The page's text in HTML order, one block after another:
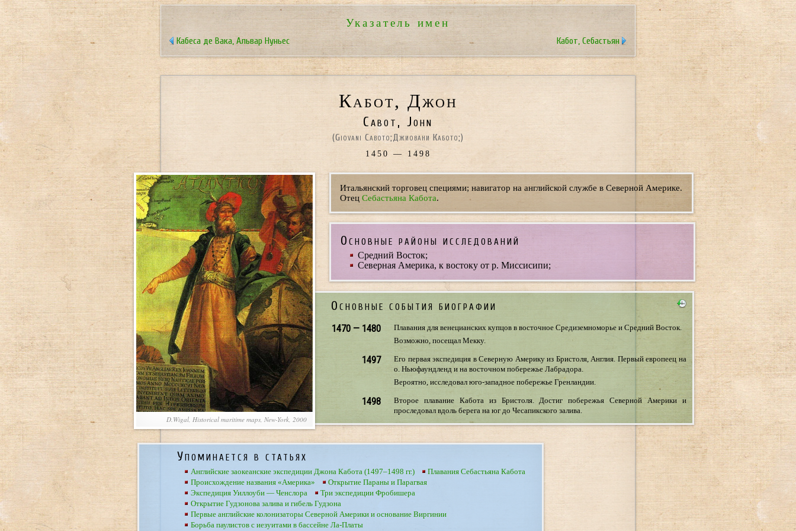
Указатель имен
Кабеса де Вака, Альвар Нуньес Кабот, Себастьян
Кабот, Джон
Cabot, John
(Giovani Caboto;Джиовани Кабото;)
1450 — 1498
D.Wigal, Historical maritime maps, New-York, 2000
Итальянский торговец специями; навигатор на английской службе в Северной Америке.
Отец Себастьяна Кабота.
Основные районы исследований
Средний Восток;
Северная Америка, к востоку от р. Миссисипи;
Основные события биографии
1470 — 1480
Плавания для венецианских купцов в восточное Средиземноморье и Средний Восток.
Возможно, посещал Мекку.
1497
Его первая экспедиция в Северную Америку из Бристоля, Англия. Первый европеец на
о. Ньюфаундленд и на восточном побережье Лабрадора.
Вероятно, исследовал юго-западное побережье Гренландии.
1498
Второе плавание Кабота из Бристоля. Достиг побережья Северной Америки и
проследовал вдоль берега на юг до Чесапикского залива.
Упоминается в статьях
Английские заокеанские экспедиции Джона Кабота (1497–1498 гг.)
Плавания Себастьяна Кабота
Происхождение названия «Америка»
Открытие Параны и Парагвая
Экспедиция Уиллоуби — Ченслора
Три экспедиции Фробишера
Открытие Гудзонова залива и гибель Гудзона
Первые английские колонизаторы Северной Америки и основание Виргинии
Борьба паулистов с иезуитами в бассейне Ла-Платы